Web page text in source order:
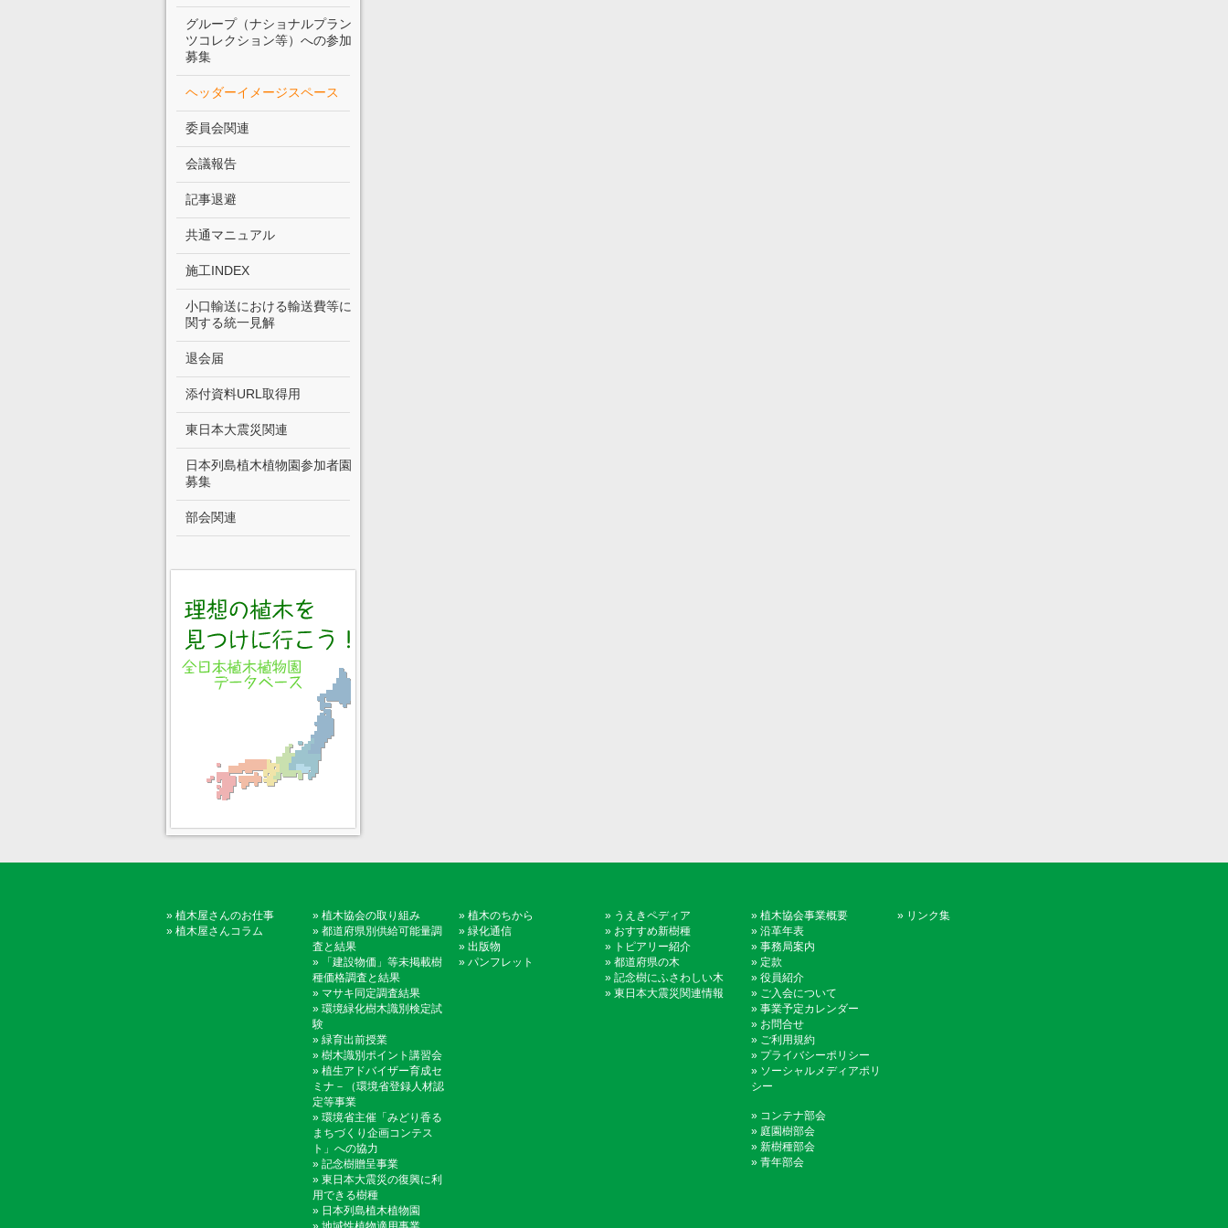
グループ（ナショナルプラン
ツコレクション等）への参加
募集
ヘッダーイメージスペース
委員会関連
会議報告
記事退避
共通マニュアル
施工INDEX
小口輸送における輸送費等に
関する統一見解
退会届
添付資料URL取得用
東日本大震災関連
日本列島植木植物園参加者園
募集
部会関連
» 植木屋さんのお仕事
» 植木屋さんコラム
» 植木協会の取り組み
» 都道府県別供給可能量調
査と結果
»
「建設物価」等未掲載樹
種価格調査と結果
» マサキ同定調査結果
» 環境緑化樹木識別検定試
験
» 緑育出前授業
» 樹木識別ポイント講習会
» 植生アドバイザー育成セ
ミナ－（環境省登録人材認
定等事業
» 環境省主催「みどり香る
まちづくり企画コンテス
ト」への協力
» 記念樹贈呈事業
» 東日本大震災の復興に利
用できる樹種
» 日本列島植木植物園
» 植木のちから
» 緑化通信
» 出版物
» パンフレット
» うえきペディア
» おすすめ新樹種
» トピアリー紹介
» 都道府県の木
» 記念樹にふさわしい木
» 東日本大震災関連情報
» 植木協会事業概要
» 沿革年表
» 事務局案内
» 定款
» 役員紹介
» ご入会について
» 事業予定カレンダー
» お問合せ
» ご利用規約
» プライバシーポリシー
» ソーシャルメディアポリ
シー
» コンテナ部会
» 庭園樹部会
» 新樹種部会
» 青年部会
» リンク集